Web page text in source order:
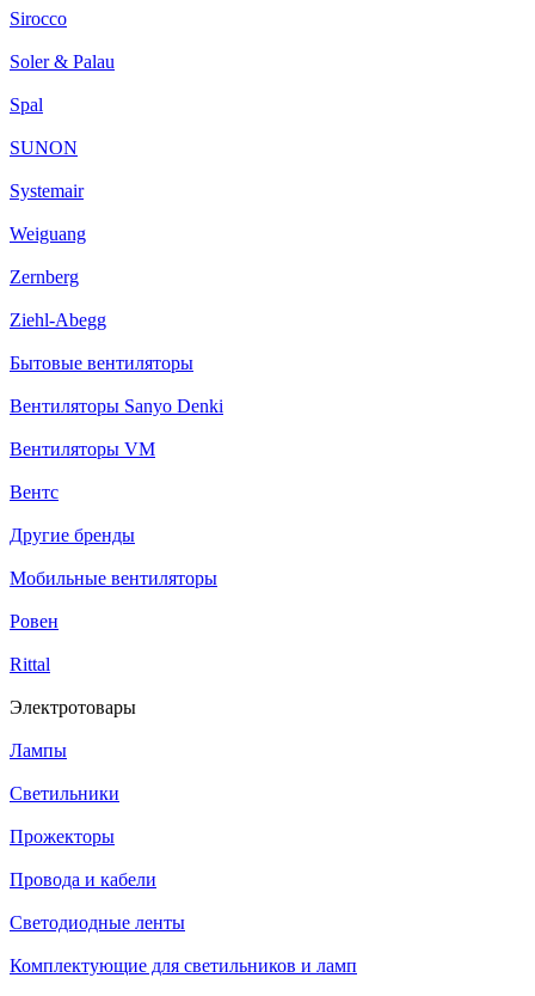
Sirocco
Soler & Palau
Spal
SUNON
Systemair
Weiguang
Zernberg
Ziehl-Abegg
Бытовые вентиляторы
Вентиляторы Sanyo Denki
Вентиляторы VM
Вентс
Другие бренды
Мобильные вентиляторы
Ровен
Rittal
Электротовары
Лампы
Светильники
Прожекторы
Провода и кабели
Светодиодные ленты
Комплектующие для светильников и ламп